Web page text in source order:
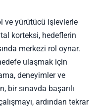
ve yürütücü işlevlerle
korteksi, hedeflerin
merkezi rol oynar.
ulaşmak için
deneyimler ve
bir sınavda başarılı
ardından tekrar